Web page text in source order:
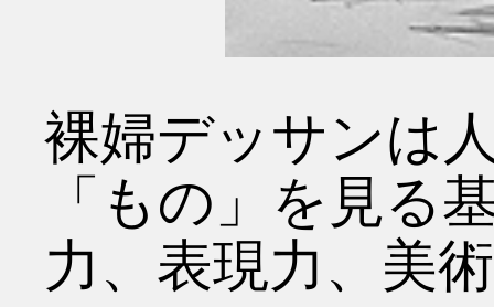
裸婦デッサンは
「もの」を見る
力、表現力、美